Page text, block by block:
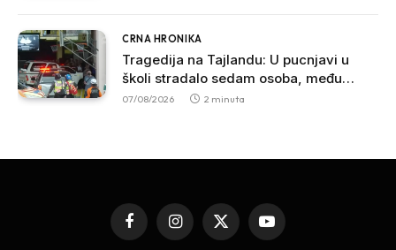
CRNA HRONIKA
Tragedija na Tajlandu: U pucnjavi u
školi stradalo sedam osoba, među
povrijeđenima više učenika
07/08/2026 2 minuta
FacebookInstagram
X
(Twitter)
YouTube